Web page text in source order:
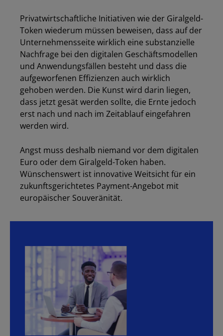
Privatwirtschaftliche Initiativen wie der Giralgeld-
Token wiederum müssen beweisen, dass auf der
Unternehmensseite wirklich eine substanzielle
Nachfrage bei den digitalen Geschäftsmodellen
und Anwendungsfällen besteht und dass die
aufgeworfenen Effizienzen auch wirklich
gehoben werden. Die Kunst wird darin liegen,
dass jetzt gesät werden sollte, die Ernte jedoch
erst nach und nach im Zeitablauf eingefahren
werden wird.
Angst muss deshalb niemand vor dem digitalen
Euro oder dem Giralgeld-Token haben.
Wünschenswert ist innovative Weitsicht für ein
zukunftsgerichtetes Payment-Angebot mit
europäischer Souveränität.